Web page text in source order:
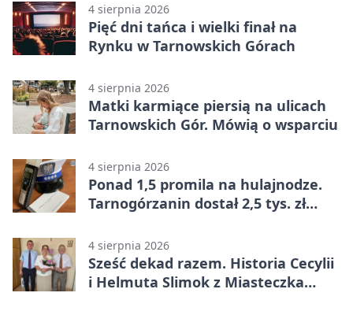
4 sierpnia 2026
Pięć dni tańca i wielki finał na
Rynku w Tarnowskich Górach
4 sierpnia 2026
Matki karmiące piersią na ulicach
Tarnowskich Gór. Mówią o wsparciu
4 sierpnia 2026
Ponad 1,5 promila na hulajnodze.
Tarnogórzanin dostał 2,5 tys. zł
4 sierpnia 2026
Sześć dekad razem. Historia Cecylii
i Helmuta Slimok z Miasteczka